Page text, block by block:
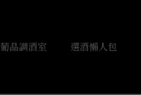
葡晶調酒室 選酒懶人包